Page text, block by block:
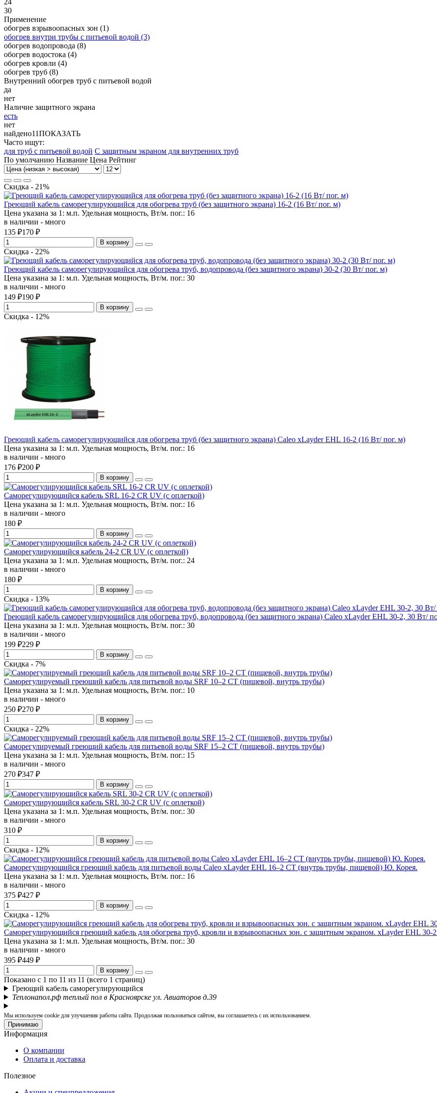
30
Применение
обогрев взрывоопасных зон (1)
обогрев внутри трубы с питьевой водой (3)
обогрев водопровода (8)
обогрев водостока (4)
обогрев кровли (4)
обогрев труб (8)
Внутренний обогрев труб с питьевой водой
да
нет
Наличие защитного экрана
есть
нет
найдено11ПОКАЗАТЬ
Часто ищут:
для труб с питьевой водой С защитным экраном для внутренних труб
По умолчанию Название Цена Рейтинг
Скидка - 21%
Греющий кабель саморегулирующийся для обогрева труб (без защитного экрана) 16-2 (16 Вт/ пог. м)
Цена указана за 1: м.п. Удельная мощность, Вт/м. пог.: 16
в наличии - много
135 ₽170 ₽
В корзину
Скидка - 22%
Греющий кабель саморегулирующийся для обогрева труб, водопровода (без защитного экрана) 30-2 (30 Вт/ пог. м)
Цена указана за 1: м.п. Удельная мощность, Вт/м. пог.: 30
в наличии - много
149 ₽190 ₽
В корзину
Скидка - 12%
Греющий кабель саморегулирующийся для обогрева труб (без защитного экрана) Caleo xLayder EHL 16-2 (16 Вт/ пог. м)
Цена указана за 1: м.п. Удельная мощность, Вт/м. пог.: 16
в наличии - много
176 ₽200 ₽
В корзину
Саморегулирующийся кабель SRL 16-2 CR UV (с оплеткой)
Цена указана за 1: м.п. Удельная мощность, Вт/м. пог.: 16
в наличии - много
180 ₽
В корзину
Саморегулирующийся кабель 24-2 CR UV (с оплеткой)
Цена указана за 1: м.п. Удельная мощность, Вт/м. пог.: 24
в наличии - много
180 ₽
В корзину
Скидка - 13%
Греющий кабель саморегулирующийся для обогрева труб, водопровода (без защитного экрана) Caleo xLayder EHL 30-2, 30 Вт/
Цена указана за 1: м.п. Удельная мощность, Вт/м. пог.: 30
в наличии - много
199 ₽229 ₽
В корзину
Скидка - 7%
Саморегулируемый греющий кабель для питьевой воды SRF 10–2 CТ (пищевой, внутрь трубы)
Цена указана за 1: м.п. Удельная мощность, Вт/м. пог.: 10
в наличии - много
250 ₽270 ₽
В корзину
Скидка - 22%
Саморегулируемый греющий кабель для питьевой воды SRF 15–2 CТ (пищевой, внутрь трубы)
Цена указана за 1: м.п. Удельная мощность, Вт/м. пог.: 15
в наличии - много
270 ₽347 ₽
В корзину
Саморегулирующийся кабель SRL 30-2 CR UV (c оплеткой)
Цена указана за 1: м.п. Удельная мощность, Вт/м. пог.: 30
в наличии - много
310 ₽
В корзину
Скидка - 12%
Саморегулирующийся греющий кабель для питьевой воды Caleo xLayder EHL 16–2 CТ (внутрь трубы, пищевой) Ю. Корея.
Цена указана за 1: м.п. Удельная мощность, Вт/м. пог.: 16
в наличии - много
375 ₽427 ₽
В корзину
Скидка - 12%
Саморегулирующийся греющий кабель для обогрева труб, кровли и взрывоопасных зон. с защитным экраном. xLayder EHL 30-
Цена указана за 1: м.п. Удельная мощность, Вт/м. пог.: 30
в наличии - много
395 ₽449 ₽
В корзину
Показано с 1 по 11 из 11 (всего 1 страниц)
Греющий кабель саморегулирующийся
Теплонапол.рф теплый пол в Красноярске ул. Авиаторов д.39
Мы используем cookie для улучшения работы сайта. Продолжая пользоваться сайтом, вы соглашаетесь с их использованием.
Принимаю
Информация
О компании
Оплата и доставка
Полезное